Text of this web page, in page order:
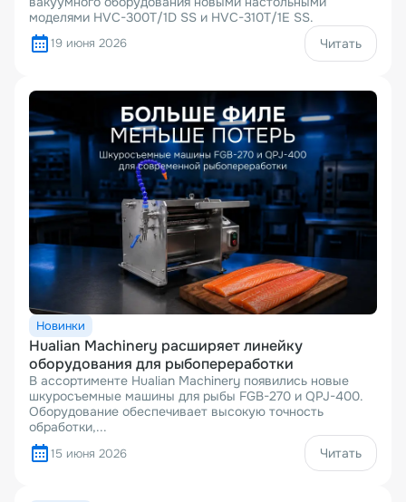
моделями HVC-300T/1D SS и HVC-310T/1E SS.
19 июня 2026 Читать
Новинки
Hualian Machinery расширяет линейку
оборудования для рыбопереработки
В ассортименте Hualian Machinery появились новые
шкуросъемные машины для рыбы FGB-270 и QPJ-400.
Оборудование обеспечивает высокую точность
обработки,...
15 июня 2026 Читать